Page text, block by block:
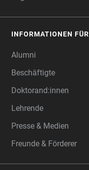
INFORMATIONEN FÜR
Alumni
Beschäftigte
Doktorand:innen
Lehrende
Presse & Medien
Freunde & Förderer